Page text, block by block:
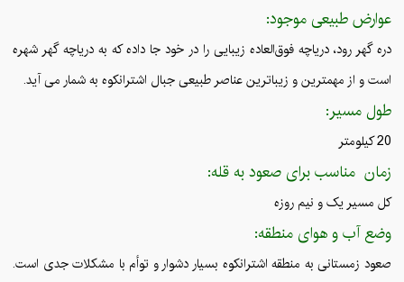
عوارض طبیعی موجود:
دره گهر رود، دریاچه فوق‌العاده زیبایی را در خود جا داده که به دریاچه گهر شهره
است و از مهمترین و زیباترین عناصر طبیعی جبال اشترانکوه به شمار می آید.
طول مسیر:
20 کیلومتر
زمان مناسب برای صعود به قله:
کل مسیر یک و نیم روزه
وضع آب و هوای منطقه:
صعود زمستانی به منطقه اشترانکوه بسیار دشوار و توأم با مشکلات جدی است.